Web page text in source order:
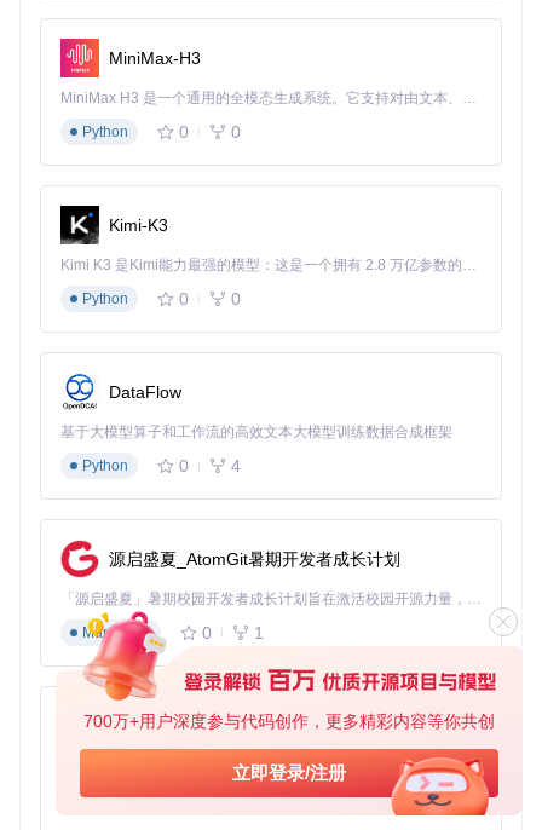
700万+用户深度参与代码创作，更多精彩内容等你共创
立即登录/注册
MiniMax-H3
MiniMax H3 是一个通用的全模态生成系统。它支持对由文本、图像、视频和音频组成的多模态上下文进行统一理解，并能生成分辨率高达 2K、时长可达 15 秒的带原生立体声音频的视频。得益于面向任务泛化的系统设计，H3 在预训练阶段就已具备广泛的多模态上下文理解与生成能力，能够出色地执行复杂的多模态指令。
Python
0 0
Kimi-K3
Kimi K3 是Kimi能力最强的模型：这是一个拥有 2.8 万亿参数的混合专家（MoE）模型，具备原生视觉理解能力，并支持 100 万 token 的上下文窗口。
Python
0 0
DataFlow
基于大模型算子和工作流的高效文本大模型训练数据合成框架
Python
0 4
源启盛夏_AtomGit暑期开发者成长计划
「源启盛夏」暑期校园开发者成长计划旨在激活校园开源力量，通过积分激励、认证扶持、资源倾斜等形式，引导高校组织和开发者完成「入驻 — 建项目 — 做贡献 — 获认证 — 得资源」的完整闭环。无论你是想带领社团入驻平台的组织者，还是希望用代码贡献证明自己的开发者，都能在这里找到属于你的成长路径。
Markdown
0 1
py-xiaozhi
基于Python的Xiaozhi AI，适用于想要完整Xiaozhi体验而无需拥有专用硬件的用户。
Python
0 1